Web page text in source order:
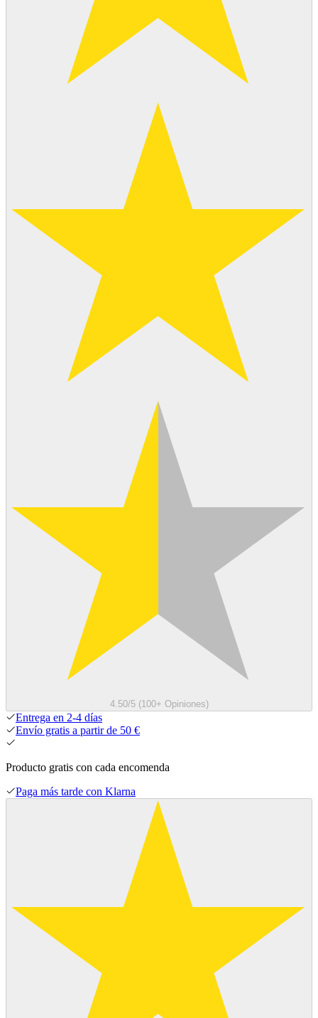
4.50/5 (100+ Opiniones)
Entrega en 2-4 días
Envío gratis a partir de 50 €
Producto gratis con cada encomenda
Paga más tarde con Klarna